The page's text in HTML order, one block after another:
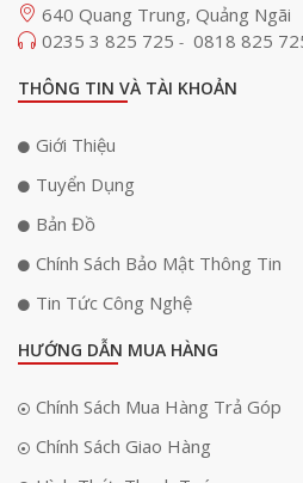
Nếu bạn mua Giá treo loa vệ tinh Bose
với nhiều chính sách ưu đãi hấp dẫn thì
Digital nhé.
640 Quang Trung, Quảng Ngãi
0235 3 825 725 - 0818 825
THÔNG TIN VÀ TÀI KHOẢN
Giới Thiệu
Tuyển Dụng
Bản Đồ
Chính Sách Bảo Mật Thông Tin
Tin Tức Công Nghệ
HƯỚNG DẪN MUA HÀNG
Chính Sách Mua Hàng Trả Góp
Chính Sách Giao Hàng